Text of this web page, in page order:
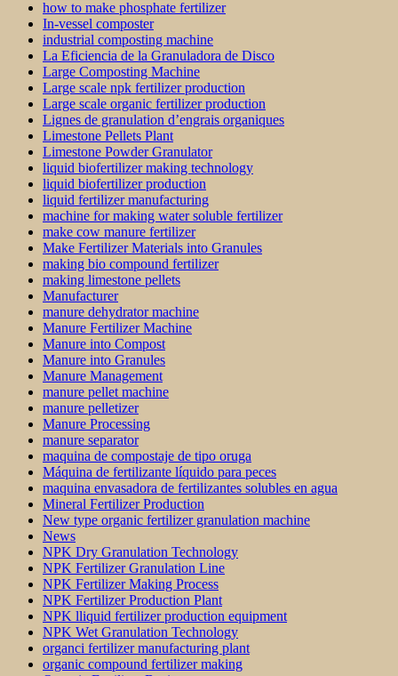
how to make phosphate fertilizer
In-vessel composter
industrial composting machine
La Eficiencia de la Granuladora de Disco
Large Composting Machine
Large scale npk fertilizer production
Large scale organic fertilizer production
Lignes de granulation d’engrais organiques
Limestone Pellets Plant
Limestone Powder Granulator
liquid biofertilizer making technology
liquid biofertilizer production
liquid fertilizer manufacturing
machine for making water soluble fertilizer
make cow manure fertilizer
Make Fertilizer Materials into Granules
making bio compound fertilizer
making limestone pellets
Manufacturer
manure dehydrator machine
Manure Fertilizer Machine
Manure into Compost
Manure into Granules
Manure Management
manure pellet machine
manure pelletizer
Manure Processing
manure separator
maquina de compostaje de tipo oruga
Máquina de fertilizante líquido para peces
maquina envasadora de fertilizantes solubles en agua
Mineral Fertilizer Production
New type organic fertilizer granulation machine
News
NPK Dry Granulation Technology
NPK Fertilizer Granulation Line
NPK Fertilizer Making Process
NPK Fertilizer Production Plant
NPK lliquid fertilizer production equipment
NPK Wet Granulation Technology
organci fertilizer manufacturing plant
organic compound fertilizer making